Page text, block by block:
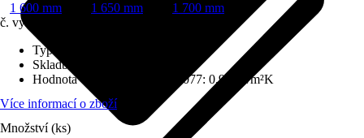
1 600 mm
1 650 mm
1 700 mm
č. výrobku
Typ skla
Skladba skla
Hodnota Uw dle DIN EN 10077: 0,98 W/m²K
Více informací o zboží
Množství (ks)